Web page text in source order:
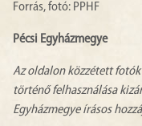
Forrás, fotó: PPHF
Pécsi Egyházmegye
Az oldalon közzétett fotók
történő felhasználása
Egyházmegye írásos